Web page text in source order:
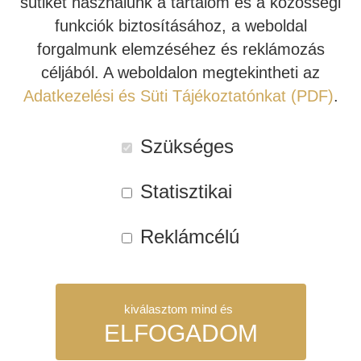
JBL
házimozi
erősítő
(fekete)
Cikkszám:JBLMA310-BL
Kategóriák:akciós házimozi erősítő,Házimozi erősítő,
MA házimozi erősítők, JBL Synthesis
Mért teljesítmény (4 ohmon, 2 csatorna hajtásával):
funkciók biztosításához, a weboldal
forgalmunk elemzéséhez és reklámozás
céljából. A weboldalon megtekintheti az
Adatkezelési és Süti Tájékoztatónkat (PDF).
Szükséges
Statisztikai
Reklámcélú
kiválasztom mind és
ELFOGADOM